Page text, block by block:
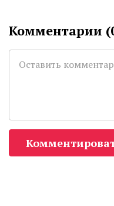
Комментарии (